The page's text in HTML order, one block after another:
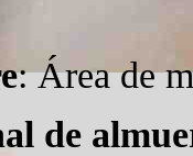
: Área de
de